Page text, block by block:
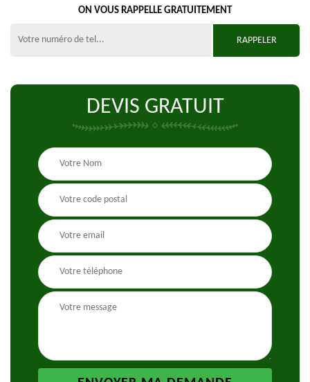
ON VOUS RAPPELLE GRATUITEMENT
DEVIS GRATUIT